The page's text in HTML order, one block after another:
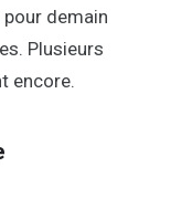
demain
Plusieurs
encore.